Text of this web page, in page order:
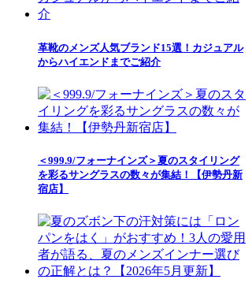
革靴のメンズ人気ブランド15選！カジュアル
からハイエンドまでご紹介
＜999.9/フォーナインズ＞夏のスタイリング
を彩るサングラスの数々が集結！【伊勢丹新
宿店】